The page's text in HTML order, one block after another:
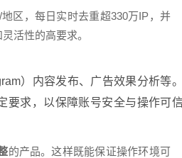
区，每日实时去重超330万IP，并
活性的高要求。
）内容发布、广告效果分析等。
要求，以保障账号安全与操作可
的产品。这样既能保证操作环境可